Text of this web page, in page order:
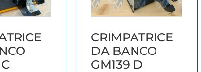
CRIMPATRICE
DA BANCO
GM139 D